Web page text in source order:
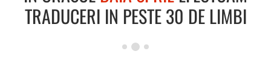
TRADUCERI IN PESTE 30 DE LIMBI